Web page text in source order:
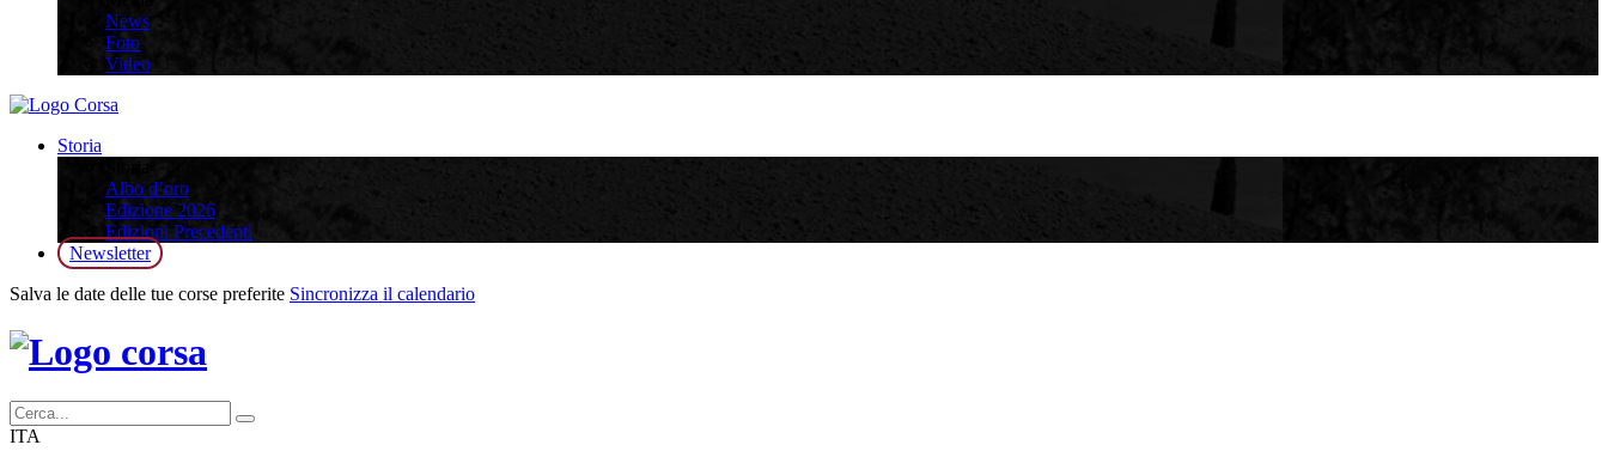
News
Foto
Video
Storia
Albo d’oro
Edizione 2026
Edizioni Precedenti
Newsletter
Salva le date delle tue corse preferite Sincronizza il calendario
ITA